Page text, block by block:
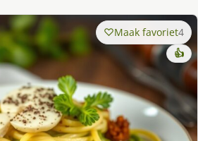
Maak favoriet4
👍